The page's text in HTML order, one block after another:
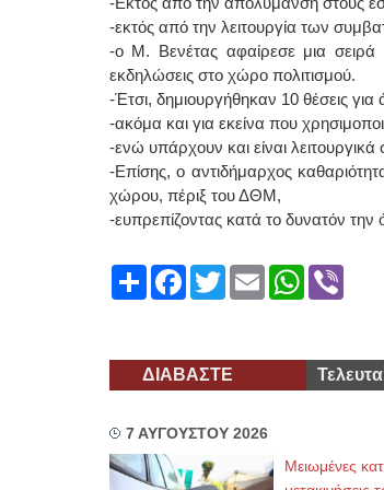
-εκτός από την λειτουργία των
-ο Μ. Βενέτας αφαίρεσε μια
εκδηλώσεις στο χώρο πολιτισμού.
-Έτσι, δημιουργήθηκαν 10 θέσεις για
-ακόμα και για εκείνα που
-ενώ υπάρχουν και είναι
-Επίσης, ο αντιδήμαρχος
χώρου, πέριξ του ΔΘΜ,
-ευπρεπίζοντας κατά το δυνατόν την
ShareFacebook
TwitterEmailWhatsApp
Viber
ΔΙΑΒΑΣΤΕ
7 ΑΥΓΟΥΣΤΟΥ 2026
Μειωμένες